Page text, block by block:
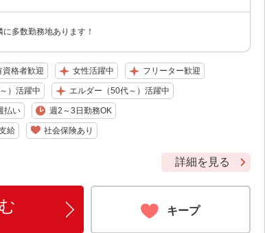
多数勤務地あります！
資格者歓迎 女性活躍中 フリーター歓迎
）活躍中 エルダー（50代～）活躍中
払い 週2～3日勤務OK
給 社会保険あり
詳細を見る
キープ